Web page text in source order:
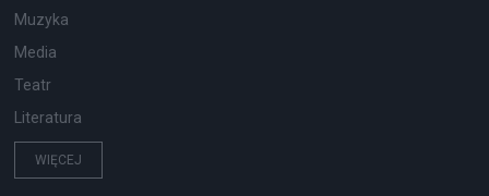
Muzyka
Media
Teatr
Literatura
WIĘCEJ